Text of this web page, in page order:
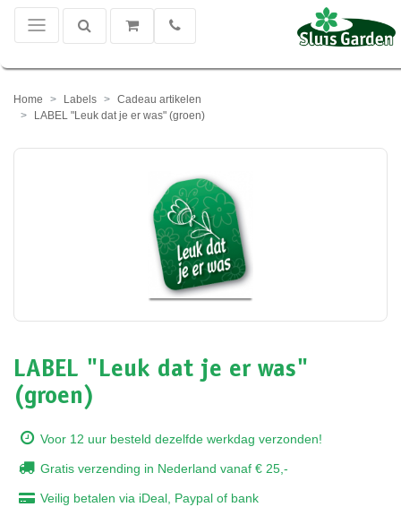
Home Labels
Cadeau artikelen
LABEL "Leuk dat je er was" (groen)
LABEL "Leuk dat je er was"
(groen)
Voor 12 uur besteld dezelfde werkdag verzonden!
Gratis verzending in Nederland vanaf € 25,-
Veilig betalen via iDeal, Paypal of bank